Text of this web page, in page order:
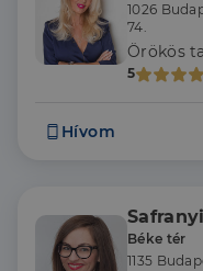
1026
74.
Örökös
5
Hívom
Béke tér
1135